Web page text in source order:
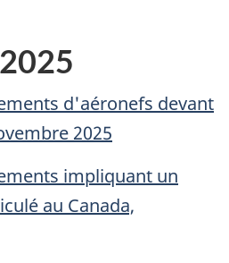
d'aéronefs devant
2025
impliquant un
au Canada,